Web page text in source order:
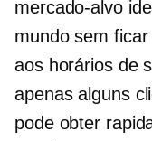
mercado-alvo
mundo sem
aos horários de
apenas alguns
pode obter